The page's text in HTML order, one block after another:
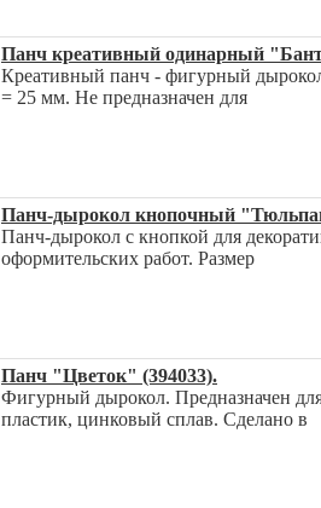
Панч креативный одинарный
Креативный панч - фигурный дырокол
= 25 мм. Не предназначен для
Панч-дырокол кнопочный
Панч-дырокол с кнопкой для
оформительских работ. Размер
Панч "Цветок" (394033).
Фигурный дырокол. Предназначен
пластик, цинковый сплав. Сделано в